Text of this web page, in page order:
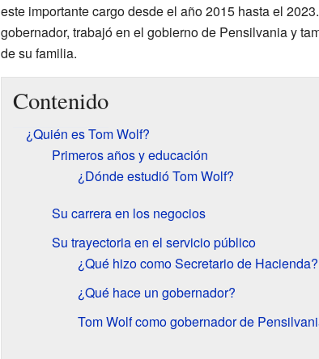
este importante cargo desde el año 2015 hasta el
gobernador, trabajó en el gobierno de Pensilvania y
de su familia.
Contenido
¿Quién es Tom Wolf?
Primeros años y educación
¿Dónde estudió Tom Wolf?
Su carrera en los negocios
Su trayectoria en el servicio público
¿Qué hizo como Secretario de Hacienda?
¿Qué hace un gobernador?
Tom Wolf como gobernador de